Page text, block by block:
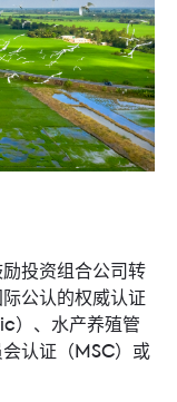
投资组合公司转
公认的权威认证
）、水产养殖管
认证（MSC）或